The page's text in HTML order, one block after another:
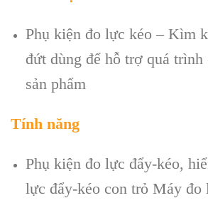
Phụ kiện đo lực kéo – Kìm
đứt dùng để hỗ trợ quá
sản phẩm
Tính năng
Phụ kiện đo lực đẩy-kéo,
lực đẩy-kéo con trỏ Máy đo